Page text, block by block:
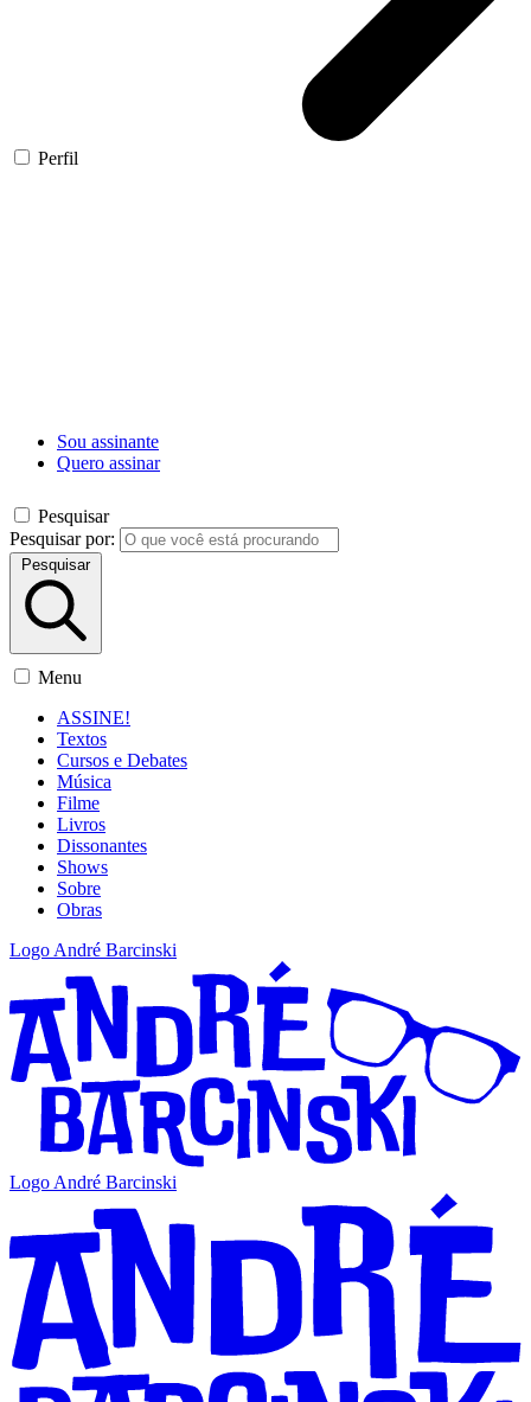
Perfil
Sou assinante
Quero assinar
Pesquisar
Pesquisar por:
Pesquisar
Menu
ASSINE!
Textos
Cursos e Debates
Música
Filme
Livros
Dissonantes
Shows
Sobre
Obras
Logo André Barcinski
Logo André Barcinski